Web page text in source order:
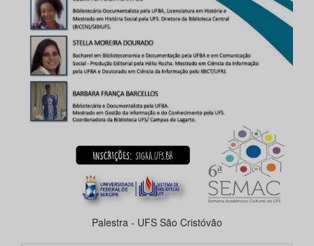
Palestra - UFS São Cristóvão